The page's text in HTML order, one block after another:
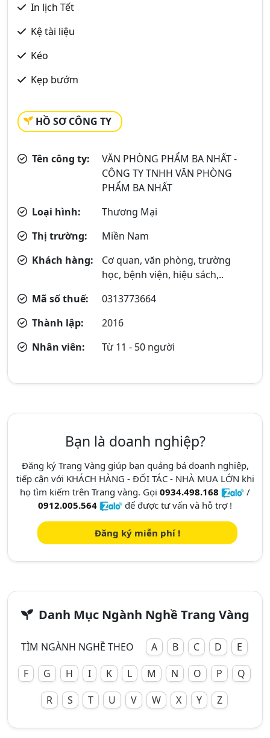
In lịch Tết
Kệ tài liệu
Kéo
Kẹp bướm
HỒ SƠ CÔNG TY
Tên công ty:
VĂN PHÒNG PHẨM BA NHẤT -
CÔNG TY TNHH VĂN PHÒNG
PHẨM BA NHẤT
Loại hình:
Thương Mại
Thị trường:
Miền Nam
Khách hàng:
Cơ quan, văn phòng, trường
học, bệnh viện, hiệu sách,..
Mã số thuế:
0313773664
Thành lập:
2016
Nhân viên:
Từ 11 - 50 người
Bạn là doanh nghiệp?
Đăng ký Trang Vàng giúp bạn quảng bá doanh nghiệp,
tiếp cận với KHÁCH HÀNG - ĐỐI TÁC - NHÀ MUA LỚN khi
họ tìm kiếm trên Trang vàng. Gọi 0934.498.168
/
0912.005.564
để được tư vấn và hỗ trợ !
Đăng ký miễn phí !
Danh Mục Ngành Nghề Trang Vàng
TÌM NGÀNH NGHỀ THEO A B C D
E
F
G H I K L M N O P
Q
R
S T U V W X Y Z